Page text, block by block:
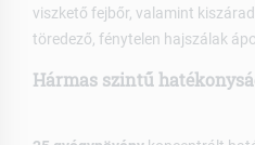
viszkető fejbőr, valamint
töredező, fénytelen hajszálak
Hármas szintű